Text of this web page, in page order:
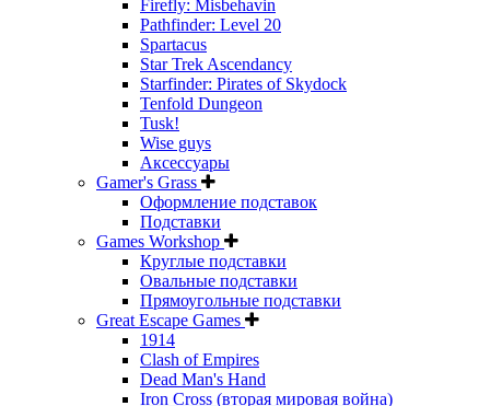
Firefly: Misbehavin
Pathfinder: Level 20
Spartacus
Star Trek Ascendancy
Starfinder: Pirates of Skydock
Tenfold Dungeon
Tusk!
Wise guys
Аксессуары
Gamer's Grass
Оформление подставок
Подставки
Games Workshop
Круглые подставки
Овальные подставки
Прямоугольные подставки
Great Escape Games
1914
Clash of Empires
Dead Man's Hand
Iron Cross (вторая мировая война)